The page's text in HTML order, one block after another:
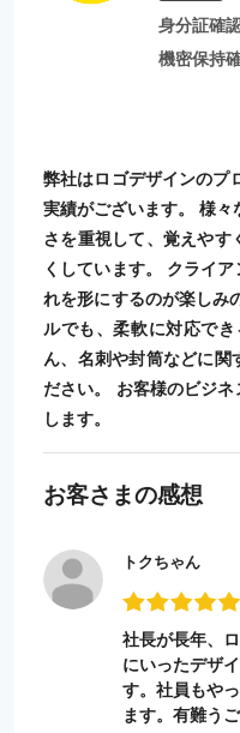
身分証確
機密保持
弊社はロゴデザインのプ
実績がございます。 様
さを重視して、覚えや
くしています。 クライ
れを形にするのが楽しみ
ルでも、柔軟に対応で
ん、名刺や封筒などに関
ださい。 お客様のビジ
します。
お客さまの感想
トクちゃん
社長が長年、
にいったデザ
す。社員もや
ます。有難う